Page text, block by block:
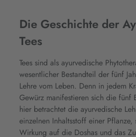
Die Geschichte der
Tees
Tees sind als ayurvedische
wesentlicher Bestandteil der fünf
Lehre vom Leben. Denn in jedem
Gewürz manifestieren sich die fünf
hier betrachtet die ayurvedische
einzelnen Inhaltsstoff einer
Wirkung auf die Doshas und das